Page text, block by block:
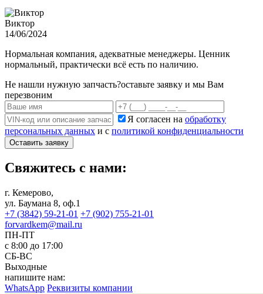
Виктор
14/06/2024
Нормальная компания, адекватные менеджеры. Ценник
нормальный, практически всё есть по наличию.
Не нашли нужную запчасть?оставьте заявку и мы Вам
перезвоним
Я согласен на обработку
персональных данных и с политикой конфиденциальности
Оставить заявку
Свяжитесь с нами:
г. Кемерово,
ул. Баумана 8, оф.1
+7 (3842) 59-21-01 +7 (902) 755-21-01
forvardkem@mail.ru
ПН-ПТ
с 8:00 до 17:00
СБ-ВС
Выходные
напишите нам:
WhatsApp Реквизиты компании